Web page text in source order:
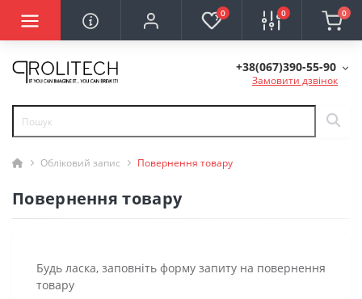
0 0 0
+38(067)390-55-90
Замовити дзвінок
Обліковий запис Повернення товару
Повернення товару
Будь ласка, заповніть форму запиту на повернення
товару